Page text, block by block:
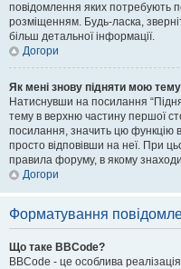
повідомлення яких потребують
розміщенням. Будь-ласка,
більш детальної інформації.
Догори
Як мені знову підняти мою
Натиснувши на посилання
тему в верхню частину першої
посилання, значить цю функцію
просто відповівши на неї. При
правила форуму, в якому
Догори
Форматування
Що таке BBCode?
BBCode - це особлива